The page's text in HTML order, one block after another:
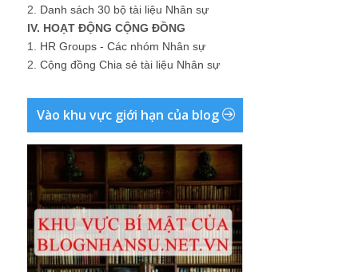
2. Danh sách 30 bộ tài liệu Nhân sự
IV. HOẠT ĐỘNG CỘNG ĐỒNG
1. HR Groups - Các nhóm Nhân sự
2. Cộng đồng Chia sẻ tài liệu Nhân sự
Vào khu vực giới hạn của blog